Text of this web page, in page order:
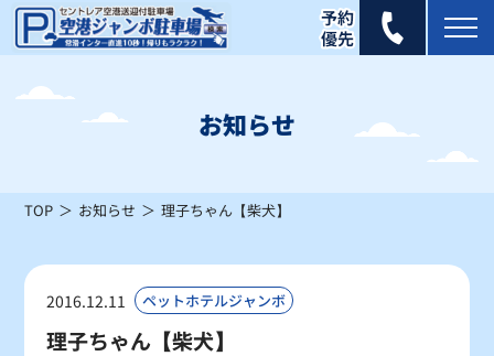
2026年 8月
日
1
×
2 3 4 5
△
10
△
11
△
12
×
13
お知らせ
TOP お知らせ 理子ちゃん【柴犬】
2016.12.11 ペットホテルジャンボ
理子ちゃん【柴犬】